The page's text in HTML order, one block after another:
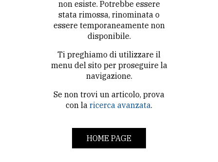
non esiste. Potrebbe essere
stata rimossa, rinominata o
essere temporaneamente non
disponibile.
Ti preghiamo di utilizzare il
menu del sito per proseguire la
navigazione.
Se non trovi un articolo, prova
con la ricerca avanzata.
HOME PAGE